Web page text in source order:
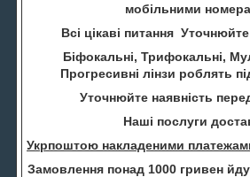
мобільними
Всі цікаві питання
Біфокальні, Трифокальні,
Прогресивні лінзи роблять
Уточнюйте наявність
Наші послуги
Укрпоштою накладеними
Замовлення понад 1000 гривен